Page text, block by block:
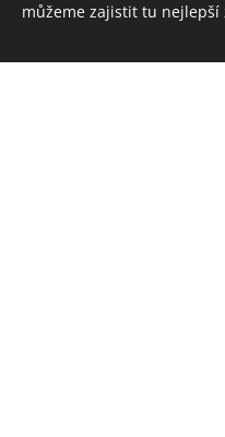
můžeme zajistit tu nejlepší